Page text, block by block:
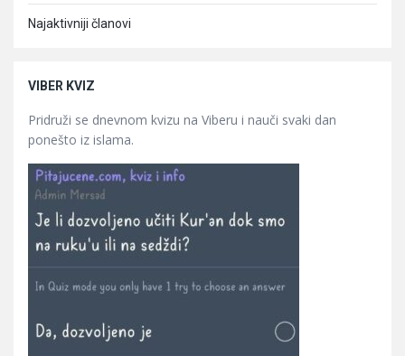
Najaktivniji članovi
VIBER KVIZ
Pridruži se dnevnom kvizu na Viberu i nauči svaki dan
ponešto iz islama.